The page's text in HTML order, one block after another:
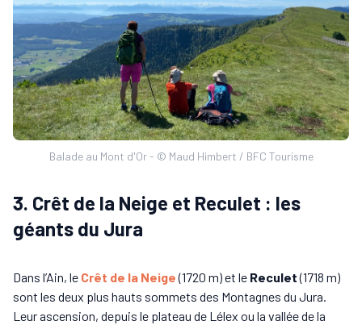
Balade au Mont d'Or - © Maud Himbert / BFC Tourisme
3. Crêt de la Neige et Reculet : les
géants du Jura
Dans l’Ain, le Crêt de la Neige(1720 m) et le Reculet(1718 m)
sont les deux plus hauts sommets des Montagnes du Jura.
Leur ascension, depuis le plateau de Lélex ou la vallée de la